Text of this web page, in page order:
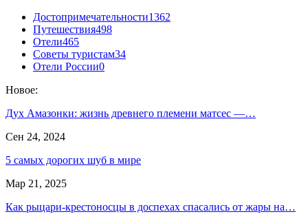
Достопримечательности1362
Путешествия498
Отели465
Советы туристам34
Отели России0
Новое:
Дух Амазонки: жизнь древнего племени матсес —…
Сен 24, 2024
5 самых дорогих шуб в мире
Мар 21, 2025
Как рыцари-крестоносцы в доспехах спасались от жары на…